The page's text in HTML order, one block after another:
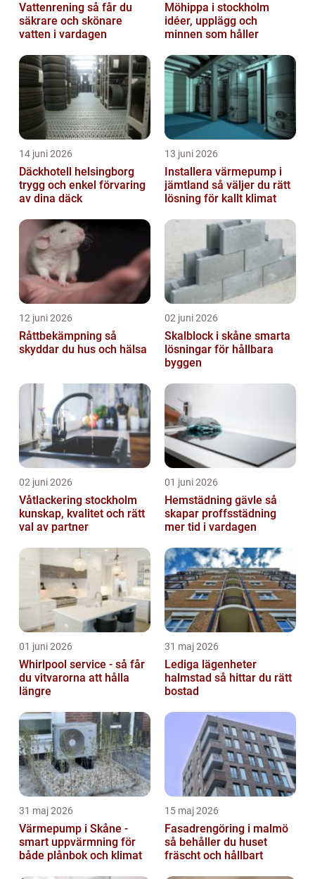
Vattenrening så får du
säkrare och skönare
vatten i vardagen
Möhippa i stockholm
idéer, upplägg och
minnen som håller
14 juni 2026
Däckhotell helsingborg
trygg och enkel förvaring
av dina däck
13 juni 2026
Installera värmepump i
jämtland så väljer du rätt
lösning för kallt klimat
12 juni 2026
Råttbekämpning så
skyddar du hus och hälsa
02 juni 2026
Skalblock i skåne smarta
lösningar för hållbara
byggen
02 juni 2026
Våtlackering stockholm
kunskap, kvalitet och rätt
val av partner
01 juni 2026
Hemstädning gävle så
skapar proffsstädning
mer tid i vardagen
01 juni 2026
Whirlpool service - så får
du vitvarorna att hålla
längre
31 maj 2026
Lediga lägenheter
halmstad så hittar du rätt
bostad
31 maj 2026
Värmepump i Skåne -
smart uppvärmning för
både plånbok och klimat
15 maj 2026
Fasadrengöring i malmö
så behåller du huset
fräscht och hållbart